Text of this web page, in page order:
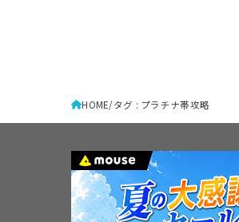
HOME タグ : プラチナ帯攻略